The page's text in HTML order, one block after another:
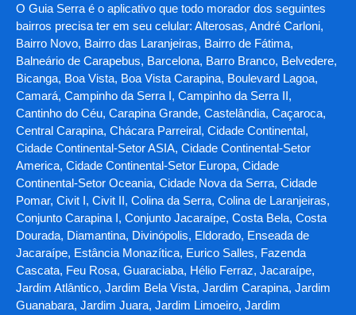
O Guia Serra é o aplicativo que todo morador dos seguintes
bairros precisa ter em seu celular: Alterosas, André Carloni,
Bairro Novo, Bairro das Laranjeiras, Bairro de Fátima,
Balneário de Carapebus, Barcelona, Barro Branco, Belvedere,
Bicanga, Boa Vista, Boa Vista Carapina, Boulevard Lagoa,
Camará, Campinho da Serra I, Campinho da Serra II,
Cantinho do Céu, Carapina Grande, Castelândia, Caçaroca,
Central Carapina, Chácara Parreiral, Cidade Continental,
Cidade Continental-Setor ASIA, Cidade Continental-Setor
America, Cidade Continental-Setor Europa, Cidade
Continental-Setor Oceania, Cidade Nova da Serra, Cidade
Pomar, Civit I, Civit II, Colina da Serra, Colina de Laranjeiras,
Conjunto Carapina I, Conjunto Jacaraípe, Costa Bela, Costa
Dourada, Diamantina, Divinópolis, Eldorado, Enseada de
Jacaraípe, Estância Monazítica, Eurico Salles, Fazenda
Cascata, Feu Rosa, Guaraciaba, Hélio Ferraz, Jacaraípe,
Jardim Atlântico, Jardim Bela Vista, Jardim Carapina, Jardim
Guanabara, Jardim Juara, Jardim Limoeiro, Jardim